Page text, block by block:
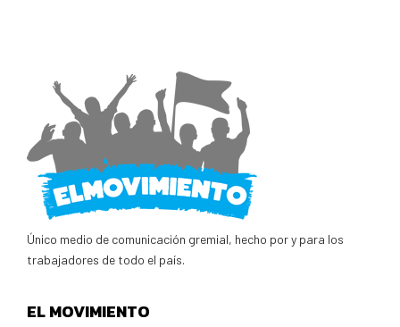
Único medio de comunicación gremial, hecho por y para los
trabajadores de todo el país.
EL MOVIMIENTO